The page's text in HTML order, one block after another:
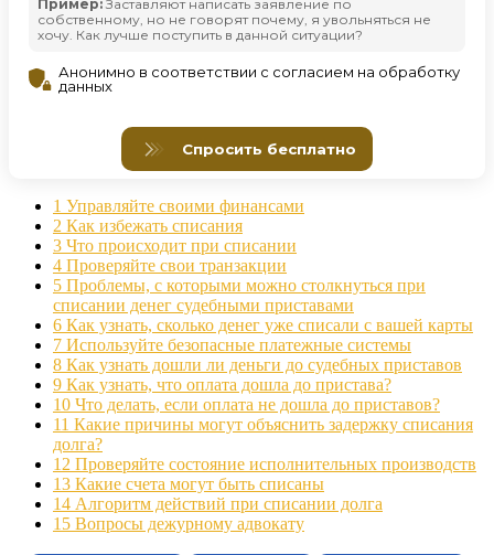
1 Управляйте своими финансами
2 Как избежать списания
3 Что происходит при списании
4 Проверяйте свои транзакции
5 Проблемы, с которыми можно столкнуться при
списании денег судебными приставами
6 Как узнать, сколько денег уже списали с вашей карты
7 Используйте безопасные платежные системы
8 Как узнать дошли ли деньги до судебных приставов
9 Как узнать, что оплата дошла до пристава?
10 Что делать, если оплата не дошла до приставов?
11 Какие причины могут объяснить задержку списания
долга?
12 Проверяйте состояние исполнительных производств
13 Какие счета могут быть списаны
14 Алгоритм действий при списании долга
15 Вопросы дежурному адвокату